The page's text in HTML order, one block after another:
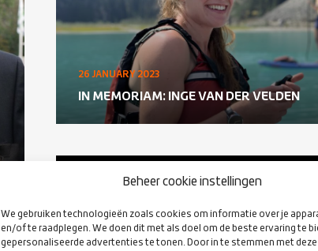
Beheer cookie instellingen
We gebruiken technologieën zoals cookies om informatie over je
en/of te raadplegen. We doen dit met als doel om de beste ervaring te
gepersonaliseerde advertenties te tonen. Door in te stemmen met deze
26 JANUARY 2023
IN MEMORIAM: INGE VAN DER VELDEN
IN MEMORIAM